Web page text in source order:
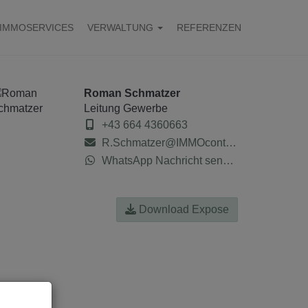
IMMOSERVICES VERWALTUNG REFERENZEN
Roman Schmatzer
Leitung Gewerbe
+43 664 4360663
R.Schmatzer@IMMOcontract.at
WhatsApp Nachricht senden
Download Expose